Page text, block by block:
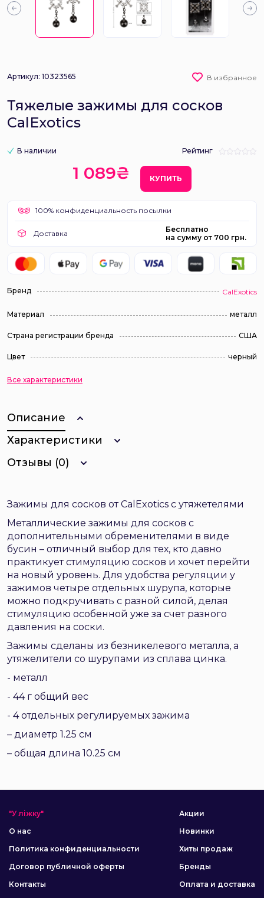
Артикул: 10323565 В избранное
Тяжелые зажимы для сосков
CalExotics
В наличии Рейтинг
1 089₴ КУПИТЬ
100% конфиденциальность посылки
Доставка
Бесплатно
на сумму от 700 грн.
Бренд CalExotics
Материал металл
Страна регистрации бренда США
Цвет черный
Все характеристики
Описание
Характеристики
Отзывы (0)
Зажимы для сосков от CalExotics с утяжетелями
Металлические зажимы для сосков с
дополнительными обременителями в виде
бусин – отличный выбор для тех, кто давно
практикует стимуляцию сосков и хочет перейти
на новый уровень. Для удобства регуляции у
зажимов четыре отдельных шурупа, которые
можно подкручивать с разной силой, делая
стимуляцию особенной уже за счет разного
давления на соски.
Зажимы сделаны из безникелевого металла, а
утяжелители со шурупами из сплава цинка.
- металл
- 44 г общий вес
- 4 отдельных регулируемых зажима
– диаметр 1.25 см
– общая длина 10.25 см
"У ліжку"
О нас
Политика конфиденциальности
Договор публичной оферты
Контакты
Акции
Новинки
Хиты продаж
Бренды
Оплата и доставка